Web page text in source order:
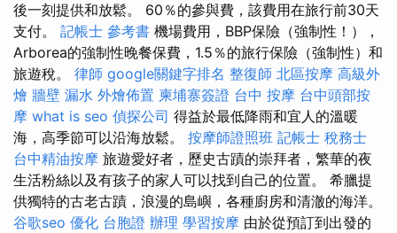
後一刻提供和放鬆。 60％的參與費，該費用在旅行前30天
支付。 記帳士 參考書 機場費用，BBP保險（強制性！），
Arborea的強制性晚餐保費，1.5％的旅行保險（強制性）和
旅遊稅。 律師 google關鍵字排名 整復師 北區按摩 高級外
燴 牆壁 漏水 外燴佈置 柬埔寨簽證 台中 按摩 台中頭部按
摩 what is seo 偵探公司 得益於最低降雨和宜人的溫暖
海，高季節可以沿海放鬆。 按摩師證照班 記帳士 稅務士
台中精油按摩 旅遊愛好者，歷史古蹟的崇拜者，繁華的夜
生活粉絲以及有孩子的家人可以找到自己的位置。 希臘提
供獨特的古老古蹟，浪漫的島嶼，各種廚房和清澈的海洋。
谷歌seo 優化 台胞證 辦理 學習按摩 由於從預訂到出發的